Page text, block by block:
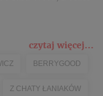
czytaj więcej...
BERRYGOOD
Z CHATY ŁANIAKÓW